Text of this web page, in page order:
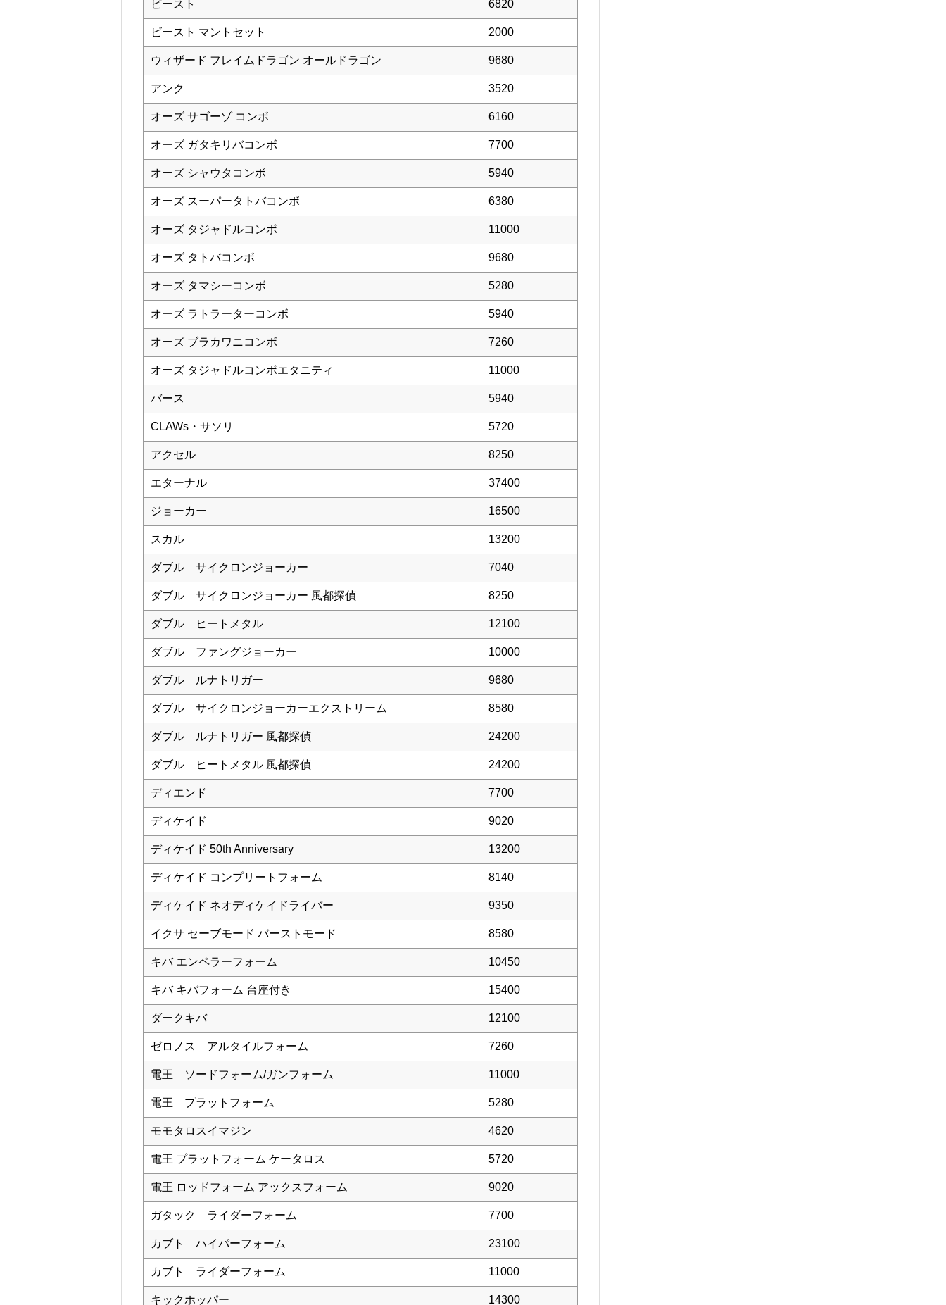
ビースト 6820
ビースト マントセット 2000
ウィザード フレイムドラゴン オールドラゴン 9680
アンク 3520
オーズ サゴーゾ コンボ 6160
オーズ ガタキリバコンボ 7700
オーズ シャウタコンボ 5940
オーズ スーパータトバコンボ 6380
オーズ タジャドルコンボ 11000
オーズ タトバコンボ 9680
オーズ タマシーコンボ 5280
オーズ ラトラーターコンボ 5940
オーズ ブラカワニコンボ 7260
オーズ タジャドルコンボエタニティ 11000
バース 5940
CLAWs・サソリ 5720
アクセル 8250
エターナル 37400
ジョーカー 16500
スカル 13200
ダブル サイクロンジョーカー 7040
ダブル サイクロンジョーカー 風都探偵 8250
ダブル ヒートメタル 12100
ダブル ファングジョーカー 10000
ダブル ルナトリガー 9680
ダブル サイクロンジョーカーエクストリーム 8580
ダブル ルナトリガー 風都探偵 24200
ダブル ヒートメタル 風都探偵 24200
ディエンド 7700
ディケイド 9020
ディケイド 50th Anniversary 13200
ディケイド コンプリートフォーム 8140
ディケイド ネオディケイドライバー 9350
イクサ セーブモード バーストモード 8580
キバ エンペラーフォーム 10450
キバ キバフォーム 台座付き 15400
ダークキバ 12100
ゼロノス アルタイルフォーム 7260
電王 ソードフォーム/ガンフォーム 11000
電王 プラットフォーム 5280
モモタロスイマジン 4620
電王 プラットフォーム ケータロス 5720
電王 ロッドフォーム アックスフォーム 9020
ガタック ライダーフォーム 7700
カブト ハイパーフォーム 23100
カブト ライダーフォーム 11000
キックホッパー 14300